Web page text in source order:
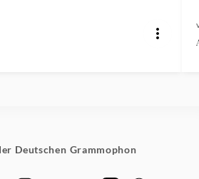
Deutschen Grammophon